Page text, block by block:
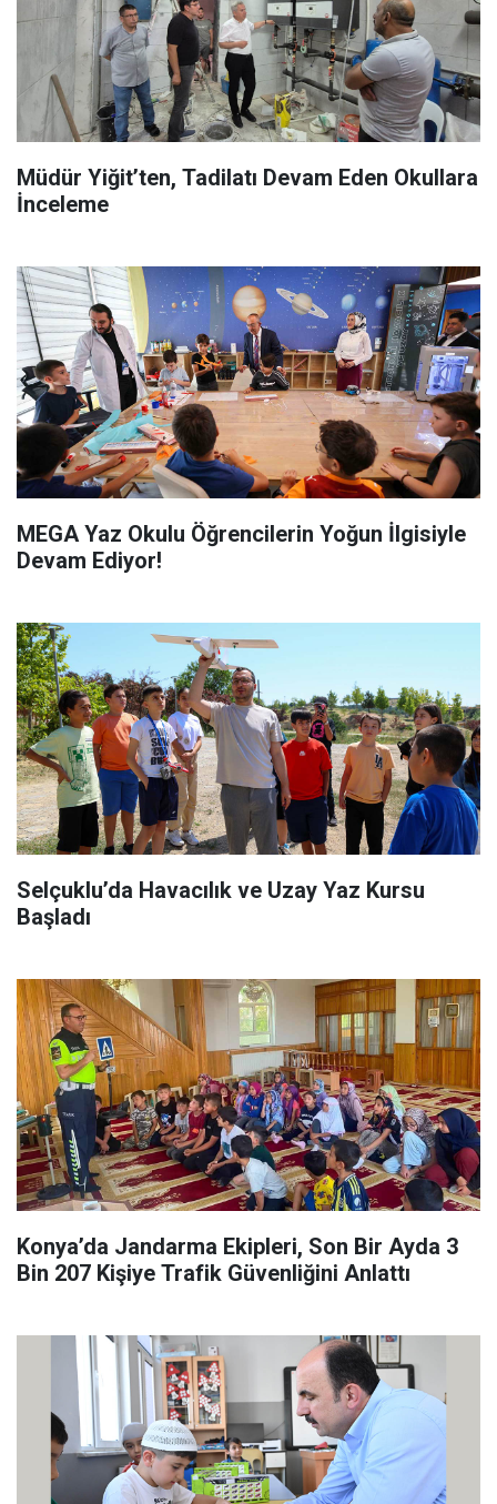
Müdür Yiğit’ten, Tadilatı Devam Eden Okullara
İnceleme
MEGA Yaz Okulu Öğrencilerin Yoğun İlgisiyle
Devam Ediyor!
Selçuklu’da Havacılık ve Uzay Yaz Kursu
Başladı
Konya’da Jandarma Ekipleri, Son Bir Ayda 3
Bin 207 Kişiye Trafik Güvenliğini Anlattı